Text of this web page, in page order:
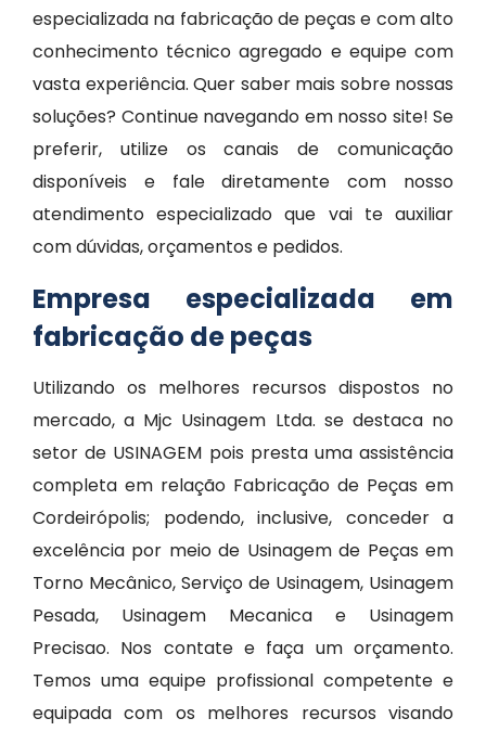
especializada na fabricação de peças e com alto
conhecimento técnico agregado e equipe com
vasta experiência. Quer saber mais sobre nossas
soluções? Continue navegando em nosso site! Se
preferir, utilize os canais de comunicação
disponíveis e fale diretamente com nosso
atendimento especializado que vai te auxiliar
com dúvidas, orçamentos e pedidos.
Empresa especializada em
fabricação de peças
Utilizando os melhores recursos dispostos no
mercado, a Mjc Usinagem Ltda. se destaca no
setor de USINAGEM pois presta uma assistência
completa em relação Fabricação de Peças em
Cordeirópolis; podendo, inclusive, conceder a
excelência por meio de Usinagem de Peças em
Torno Mecânico, Serviço de Usinagem, Usinagem
Pesada, Usinagem Mecanica e Usinagem
Precisao. Nos contate e faça um orçamento.
Temos uma equipe profissional competente e
equipada com os melhores recursos visando